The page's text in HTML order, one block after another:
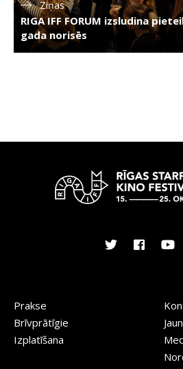
Ziņas
RIGA IFF FORUM izsludina
gada norisēs
Prakse
Brīvprātīgie
Izplatīšana